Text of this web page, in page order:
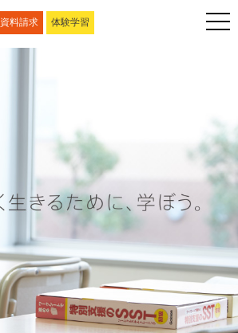
資料請求 体験学習